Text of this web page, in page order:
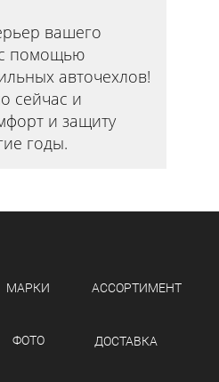
вашего
помощью
авточехлов!
сейчас и
и защиту
годы.
МАРКИ
ФОТО
АССОРТИМЕНТ
ДОСТАВКА